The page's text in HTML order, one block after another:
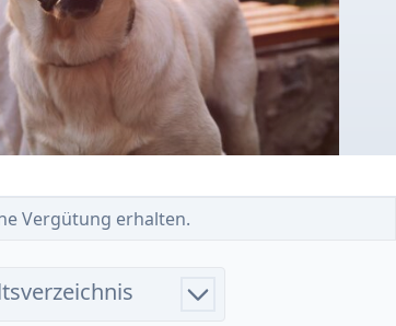
Vergütung erhalten.